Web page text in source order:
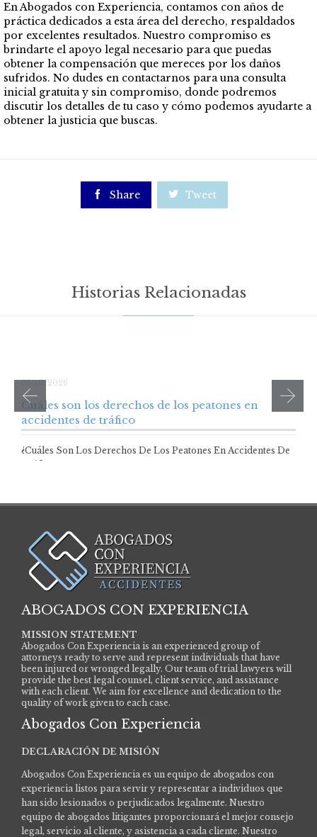
En Abogados con Experiencia, contamos con años de
práctica dedicados a esta área del derecho, respaldados
por excelentes resultados. Nuestro compromiso es
brindarte el apoyo legal necesario para que puedas
obtener la compensación que mereces por los daños
sufridos. No dudes en contactarnos para una consulta
inicial gratuita y sin compromiso, donde podremos
discutir los detalles de tu caso y cómo podemos ayudarte a
obtener la justicia que buscas.
 Share  Tweet
Historias Relacionadas
05/10/2026
Cuáles son los derechos de los peatones en
accidentes de tráfico
¿Cuáles Son Los Derechos De Los Peatones En Accidentes De
Tráfico? Los peatones son…
ABOGADOS CON EXPERIENCIA
MISSION STATEMENT
Abogados Con Experiencia is an experienced group of
attorneys ready to serve and represent individuals that have
been injured or wronged legally. Our team of trial lawyers will
provide the best legal counsel, client service, and assistance
with each client. We aim for excellence and dedication to the
quality of work given to each case.
Abogados Con Experiencia
DECLARACIÓN DE MISIÓN
Abogados Con Experiencia es un equipo de abogados con
experiencia listos para servir y representar a individuos que
han sido lesionados o perjudicados legalmente. Nuestro
equipo de abogados litigantes proporcionará el mejor consejo
legal, servicio al cliente, y asistencia a cada cliente. Nuestro